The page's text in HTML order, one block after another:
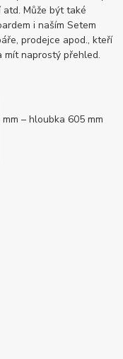
Může být také
i naším Setem
prodejce apod., kteří
naprostý přehled.
– hloubka 605 mm